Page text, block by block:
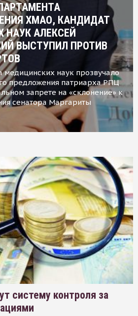
ХМАО, КАНДИДАТ
НАУК АЛЕКСЕЙ
ВЫСТУПИЛ ПРОТИВ
медицинских наук прозвучало
предложения патриарха РПЦ
запрете на «склонение» к
сенатора Маргариты
систему контроля за